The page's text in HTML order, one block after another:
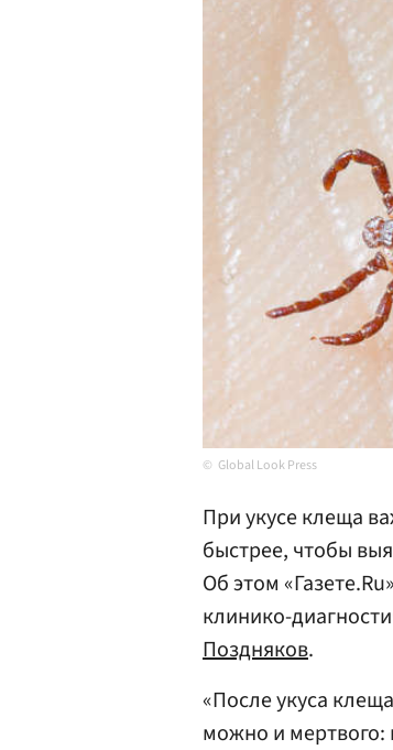
Global Look Press
При укусе клеща
быстрее, чтобы
Об этом
клинико-
Поздняков.
«После укуса
можно и мертвого: